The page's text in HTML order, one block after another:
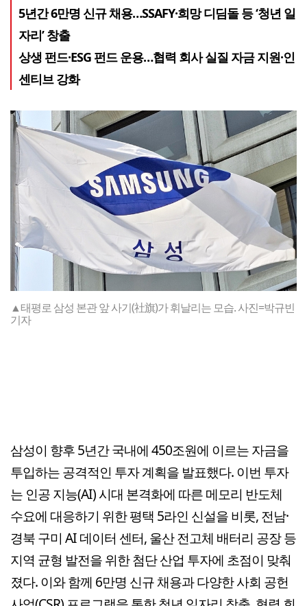
5년간 6만명 신규 채용…SSAFY·희망 디딤돌 등 ‘청년 일
자리’ 창출
상생 펀드·ESG 펀드 운용…협력 회사 실질 자금 지원·인
센티브 강화
▲태평로 삼성 본관 앞 사기(社旗)가 휘날리는 모습. 사진=박규빈
기자
삼성이 향후 5년간 국내에 450조원에 이르는 자금을
투입하는 공격적인 투자 계획을 발표했다. 이번 투자
는 인공 지능(AI) 시대 본격화에 따른 메모리 반도체
수요에 대응하기 위한 평택 5라인 신설을 비롯, 전남·
경북 구미 AI 데이터 센터, 울산 전고체 배터리 공장 등
지역 균형 발전을 위한 첨단 산업 투자에 초점이 맞춰
졌다. 이와 함께 6만명 신규 채용과 다양한 사회 공헌